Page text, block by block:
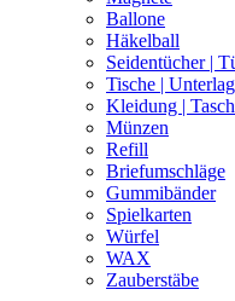
Ballone
Häkelball
Seidentücher |
Tische |
Kleidung |
Münzen
Refill
Briefumschläge
Gummibänder
Spielkarten
Würfel
WAX
Zauberstäbe